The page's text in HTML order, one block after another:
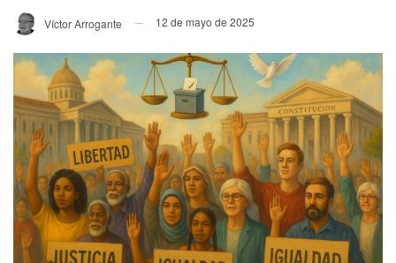
Víctor Arrogante 12 de mayo de 2025